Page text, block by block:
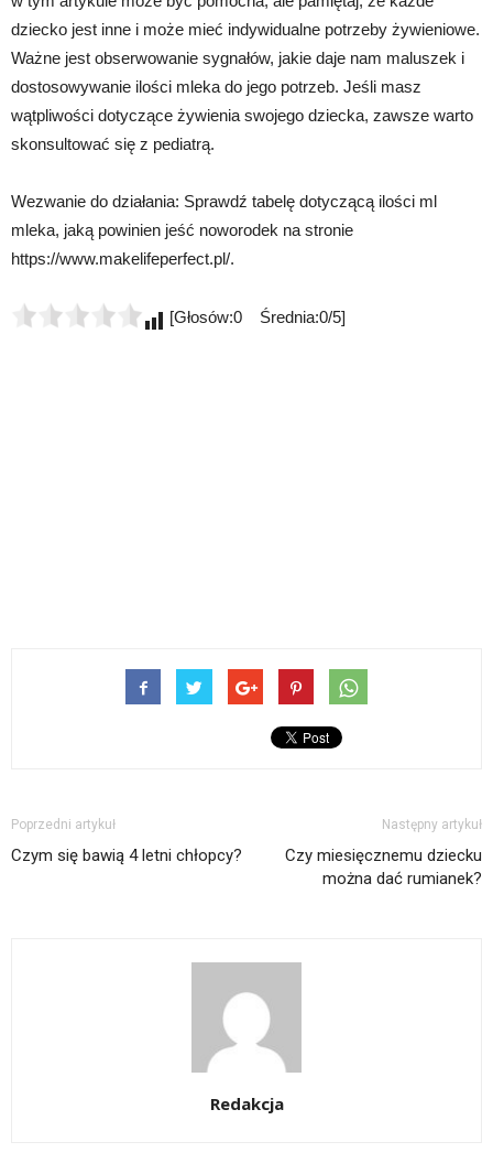
dziecko jest inne i może mieć indywidualne potrzeby żywieniowe.
Ważne jest obserwowanie sygnałów, jakie daje nam maluszek i
dostosowywanie ilości mleka do jego potrzeb. Jeśli masz
wątpliwości dotyczące żywienia swojego dziecka, zawsze warto
skonsultować się z pediatrą.
Wezwanie do działania: Sprawdź tabelę dotyczącą ilości ml
mleka, jaką powinien jeść noworodek na stronie
https://www.makelifeperfect.pl/.
[Głosów:0 Średnia:0/5]
Poprzedni artykuł
Czym się bawią 4 letni chłopcy?
Następny artykuł
Czy miesięcznemu dziecku
można dać rumianek?
Redakcja